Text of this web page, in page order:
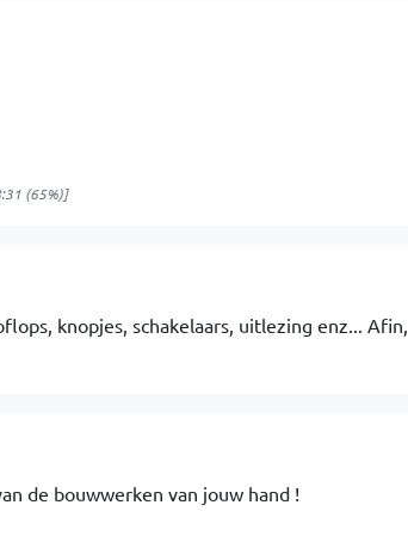
(65%)]
knopjes, schakelaars, uitlezing enz... Afin,
de bouwwerken van jouw hand !